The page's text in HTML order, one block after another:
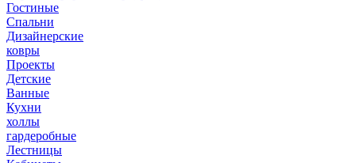
Гостиные
Спальни
Дизайнерские
ковры
Проекты
Детские
Ванные
Кухни
холлы
гардеробные
Лестницы